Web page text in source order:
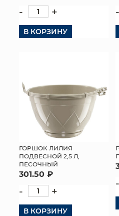
- +
В КОРЗИНУ
-
ГОРШОК ЛИЛИЯ
ПОДВЕСНОЙ 2,5 Л,
ПЕСОЧНЫЙ
301.50 ₽
- +
В КОРЗИНУ
-